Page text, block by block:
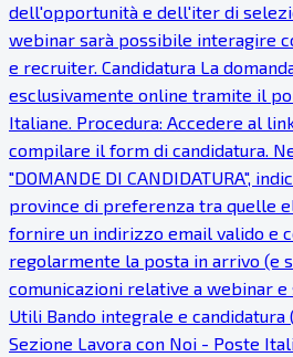
dell'opportunità e dell'iter di
webinar sarà possibile interagire
e recruiter. Candidatura La
esclusivamente online tramite il
Italiane. Procedura: Accedere al
compilare il form di candidatura.
"DOMANDE DI CANDIDATURA",
province di preferenza tra quelle
fornire un indirizzo email valido e
regolarmente la posta in arrivo (e
comunicazioni relative a webinar e
Utili Bando integrale e
Sezione Lavora con Noi - Poste